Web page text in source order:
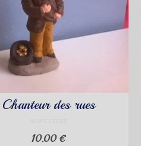
Chanteur des rues
10.00€